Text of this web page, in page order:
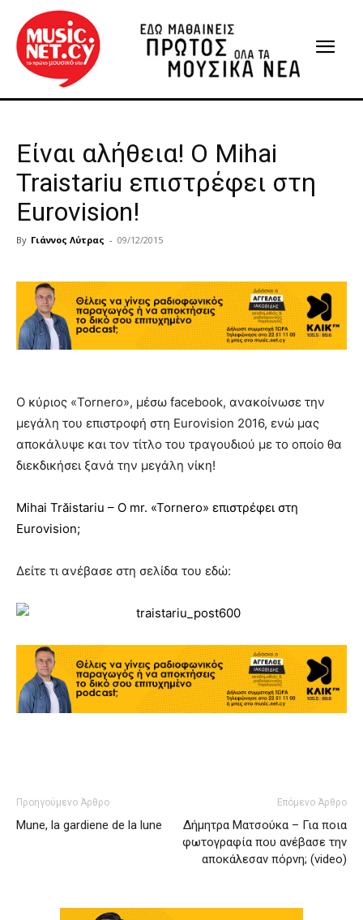
Είναι αλήθεια! Ο Mihai
Traistariu επιστρέφει στη
Eurovision!
By Γιάννος Λύτρας - 09/12/2015
Ο κύριος «Tornero», μέσω facebook, ανακοίνωσε την
μεγάλη του επιστροφή στη Eurovision 2016, ενώ μας
αποκάλυψε και τον τίτλο του τραγουδιού με το οποίο θα
διεκδικήσει ξανά την μεγάλη νίκη!
Mihai Trăistariu – O mr. «Tornero» επιστρέφει στη
Eurovision;
Δείτε τι ανέβασε στη σελίδα του εδώ:
Προηγούμενο Άρθρο
Mune, la gardiene de la lune
Επόμενο Άρθρο
Δήμητρα Ματσούκα – Για ποια
φωτογραφία που ανέβασε την
αποκάλεσαν πόρνη; (video)